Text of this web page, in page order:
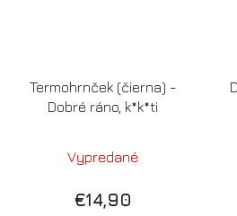
Termohrnček (čierna) -
Dobré ráno, k*k*ti
Vypredané
€14,90